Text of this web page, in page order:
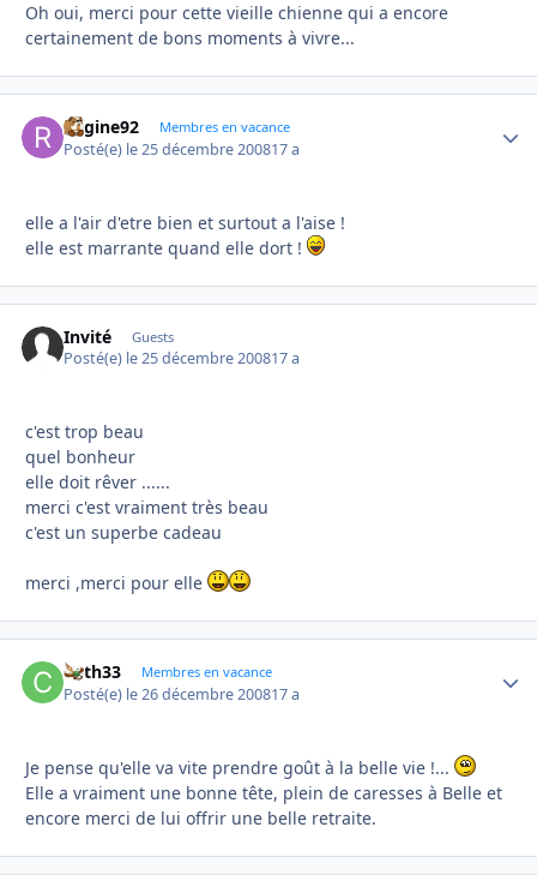
Oh oui, merci pour cette vieille chienne qui a encore
certainement de bons moments à vivre...
Regine92 Membres en vacance
Posté(e) le 25 décembre 200817 a
elle a l'air d'etre bien et surtout a l'aise !
elle est marrante quand elle dort !
Invité Guests
Posté(e) le 25 décembre 200817 a
c'est trop beau
quel bonheur
elle doit rêver ......
merci c'est vraiment très beau
c'est un superbe cadeau
merci ,merci pour elle
Cath33 Membres en vacance
Posté(e) le 26 décembre 200817 a
Je pense qu'elle va vite prendre goût à la belle vie !...
Elle a vraiment une bonne tête, plein de caresses à Belle et
encore merci de lui offrir une belle retraite.